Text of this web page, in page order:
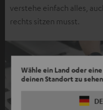
Wähle ein Land oder
deinen Standort zu
verstehe einfach alles,
rechts sitzen musst.